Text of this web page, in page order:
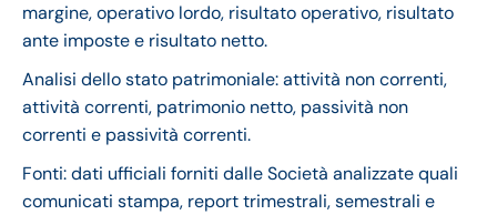
margine, operativo lordo, risultato operativo, risultato
ante imposte e risultato netto.
Analisi dello stato patrimoniale: attività non correnti,
attività correnti, patrimonio netto, passività non
correnti e passività correnti.
Fonti: dati ufficiali forniti dalle Società analizzate quali
comunicati stampa, report trimestrali, semestrali e